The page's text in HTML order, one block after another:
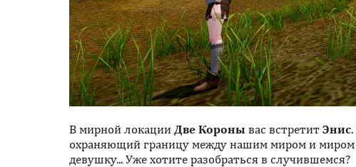
В мирной локации Две Короны вас встретит Энис
охраняющий границу между нашим миром и миром
девушку... Уже хотите разобраться в случившемся?